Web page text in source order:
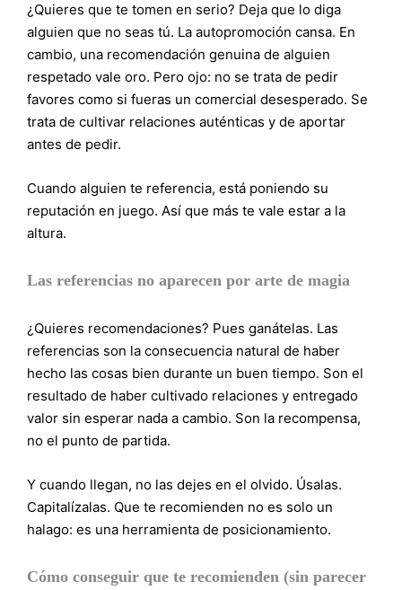
¿Quieres que te tomen en serio? Deja que lo diga
alguien que no seas tú. La autopromoción cansa. En
cambio, una recomendación genuina de alguien
respetado vale oro. Pero ojo: no se trata de pedir
favores como si fueras un comercial desesperado. Se
trata de cultivar relaciones auténticas y de aportar
antes de pedir.
Cuando alguien te referencia, está poniendo su
reputación en juego. Así que más te vale estar a la
altura.
Las referencias no aparecen por arte de magia
¿Quieres recomendaciones? Pues ganátelas. Las
referencias son la consecuencia natural de haber
hecho las cosas bien durante un buen tiempo. Son el
resultado de haber cultivado relaciones y entregado
valor sin esperar nada a cambio. Son la recompensa,
no el punto de partida.
Y cuando llegan, no las dejes en el olvido. Úsalas.
Capitalízalas. Que te recomienden no es solo un
halago: es una herramienta de posicionamiento.
Cómo conseguir que te recomienden (sin parecer